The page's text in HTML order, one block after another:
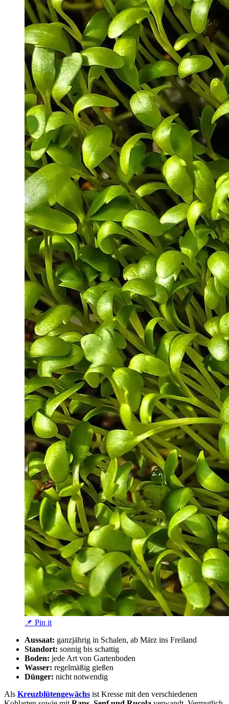
📌 Pin it
Aussaat: ganzjährig in Schalen, ab März ins Freiland
Standort: sonnig bis schattig
Boden: jede Art von Gartenboden
Wasser: regelmäßig gießen
Dünger: nicht notwendig
Als Kreuzblütengewächs ist Kresse mit den verschiedenen